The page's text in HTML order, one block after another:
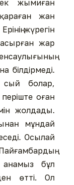
жымиған
жан
жүрегін
жар
білдірмеді.
сый болар,
оған
жолдады.
мұндай
Осылай
бұл
өтті. Ол